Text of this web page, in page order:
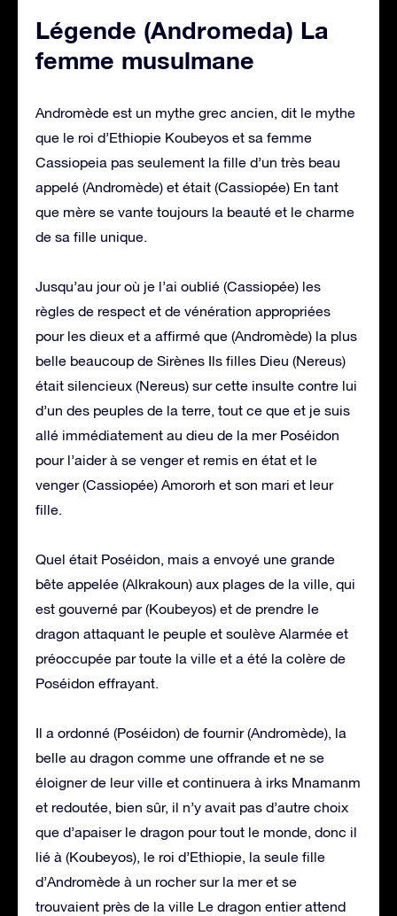
Légende (Andromeda) La
femme musulmane
Andromède est un mythe grec ancien, dit le mythe
que le roi d’Ethiopie Koubeyos et sa femme
Cassiopeia pas seulement la fille d’un très beau
appelé (Andromède) et était (Cassiopée) En tant
que mère se vante toujours la beauté et le charme
de sa fille unique.
Jusqu’au jour où je l’ai oublié (Cassiopée) les
règles de respect et de vénération appropriées
pour les dieux et a affirmé que (Andromède) la plus
belle beaucoup de Sirènes Ils filles Dieu (Nereus)
était silencieux (Nereus) sur cette insulte contre lui
d’un des peuples de la terre, tout ce que et je suis
allé immédiatement au dieu de la mer Poséidon
pour l’aider à se venger et remis en état et le
venger (Cassiopée) Amororh et son mari et leur
fille.
Quel était Poséidon, mais a envoyé une grande
bête appelée (Alkrakoun) aux plages de la ville, qui
est gouverné par (Koubeyos) et de prendre le
dragon attaquant le peuple et soulève Alarmée et
préoccupée par toute la ville et a été la colère de
Poséidon effrayant.
Il a ordonné (Poséidon) de fournir (Andromède), la
belle au dragon comme une offrande et ne se
éloigner de leur ville et continuera à irks Mnamanm
et redoutée, bien sûr, il n’y avait pas d’autre choix
que d’apaiser le dragon pour tout le monde, donc il
lié à (Koubeyos), le roi d’Ethiopie, la seule fille
d’Andromède à un rocher sur la mer et se
trouvaient près de la ville Le dragon entier attend